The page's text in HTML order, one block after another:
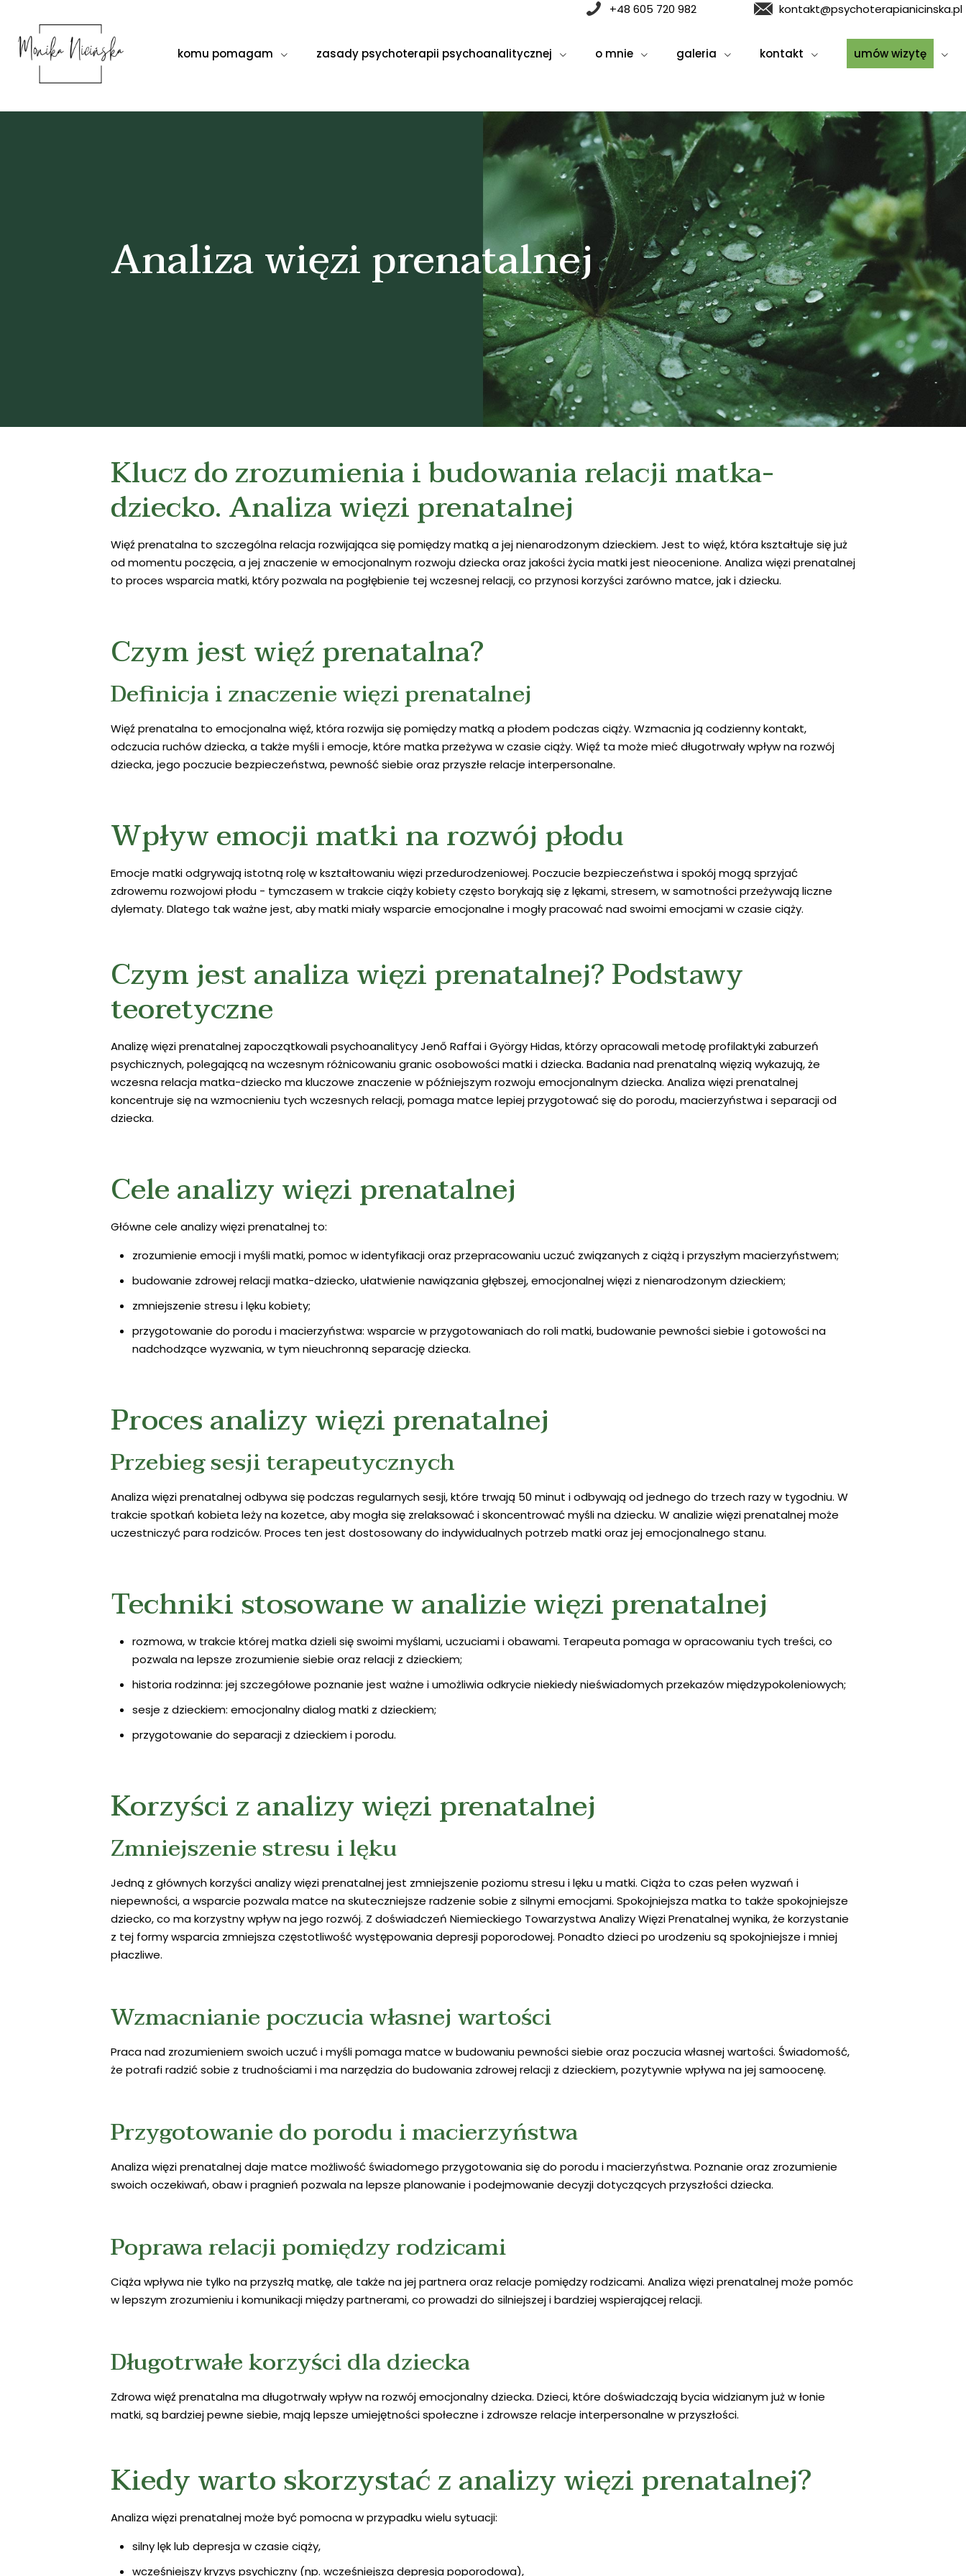
+48 605 720 982 kontakt@psychoterapianicinska.pl
komu pomagam zasady psychoterapii psychoanalitycznej o mnie galeria kontakt umów wizytę
Analiza więzi prenatalnej
Klucz do zrozumienia i budowania relacji matka-
dziecko. Analiza więzi prenatalnej
Więź prenatalna to szczególna relacja rozwijająca się pomiędzy matką a jej nienarodzonym dzieckiem. Jest to więź, która kształtuje się już
od momentu poczęcia, a jej znaczenie w emocjonalnym rozwoju dziecka oraz jakości życia matki jest nieocenione. Analiza więzi prenatalnej
to proces wsparcia matki, który pozwala na pogłębienie tej wczesnej relacji, co przynosi korzyści zarówno matce, jak i dziecku.
Czym jest więź prenatalna?
Definicja i znaczenie więzi prenatalnej
Więź prenatalna to emocjonalna więź, która rozwija się pomiędzy matką a płodem podczas ciąży. Wzmacnia ją codzienny kontakt,
odczucia ruchów dziecka, a także myśli i emocje, które matka przeżywa w czasie ciąży. Więź ta może mieć długotrwały wpływ na rozwój
dziecka, jego poczucie bezpieczeństwa, pewność siebie oraz przyszłe relacje interpersonalne.
Wpływ emocji matki na rozwój płodu
Emocje matki odgrywają istotną rolę w kształtowaniu więzi przedurodzeniowej. Poczucie bezpieczeństwa i spokój mogą sprzyjać
zdrowemu rozwojowi płodu - tymczasem w trakcie ciąży kobiety często borykają się z lękami, stresem, w samotności przeżywają liczne
dylematy. Dlatego tak ważne jest, aby matki miały wsparcie emocjonalne i mogły pracować nad swoimi emocjami w czasie ciąży.
Czym jest analiza więzi prenatalnej? Podstawy
teoretyczne
Analizę więzi prenatalnej zapoczątkowali psychoanalitycy Jenő Raffai i György Hidas, którzy opracowali metodę profilaktyki zaburzeń
psychicznych, polegającą na wczesnym różnicowaniu granic osobowości matki i dziecka. Badania nad prenatalną więzią wykazują, że
wczesna relacja matka-dziecko ma kluczowe znaczenie w późniejszym rozwoju emocjonalnym dziecka. Analiza więzi prenatalnej
koncentruje się na wzmocnieniu tych wczesnych relacji, pomaga matce lepiej przygotować się do porodu, macierzyństwa i separacji od
dziecka.
Cele analizy więzi prenatalnej
Główne cele analizy więzi prenatalnej to:
zrozumienie emocji i myśli matki, pomoc w identyfikacji oraz przepracowaniu uczuć związanych z ciążą i przyszłym macierzyństwem;
budowanie zdrowej relacji matka-dziecko, ułatwienie nawiązania głębszej, emocjonalnej więzi z nienarodzonym dzieckiem;
zmniejszenie stresu i lęku kobiety;
przygotowanie do porodu i macierzyństwa: wsparcie w przygotowaniach do roli matki, budowanie pewności siebie i gotowości na
nadchodzące wyzwania, w tym nieuchronną separację dziecka.
Proces analizy więzi prenatalnej
Przebieg sesji terapeutycznych
Analiza więzi prenatalnej odbywa się podczas regularnych sesji, które trwają 50 minut i odbywają od jednego do trzech razy w tygodniu. W
trakcie spotkań kobieta leży na kozetce, aby mogła się zrelaksować i skoncentrować myśli na dziecku. W analizie więzi prenatalnej może
uczestniczyć para rodziców. Proces ten jest dostosowany do indywidualnych potrzeb matki oraz jej emocjonalnego stanu.
Techniki stosowane w analizie więzi prenatalnej
rozmowa, w trakcie której matka dzieli się swoimi myślami, uczuciami i obawami. Terapeuta pomaga w opracowaniu tych treści, co
pozwala na lepsze zrozumienie siebie oraz relacji z dzieckiem;
historia rodzinna: jej szczegółowe poznanie jest ważne i umożliwia odkrycie niekiedy nieświadomych przekazów międzypokoleniowych;
sesje z dzieckiem: emocjonalny dialog matki z dzieckiem;
przygotowanie do separacji z dzieckiem i porodu.
Korzyści z analizy więzi prenatalnej
Zmniejszenie stresu i lęku
Jedną z głównych korzyści analizy więzi prenatalnej jest zmniejszenie poziomu stresu i lęku u matki. Ciąża to czas pełen wyzwań i
niepewności, a wsparcie pozwala matce na skuteczniejsze radzenie sobie z silnymi emocjami. Spokojniejsza matka to także spokojniejsze
dziecko, co ma korzystny wpływ na jego rozwój. Z doświadczeń Niemieckiego Towarzystwa Analizy Więzi Prenatalnej wynika, że korzystanie
z tej formy wsparcia zmniejsza częstotliwość występowania depresji poporodowej. Ponadto dzieci po urodzeniu są spokojniejsze i mniej
płaczliwe.
Wzmacnianie poczucia własnej wartości
Praca nad zrozumieniem swoich uczuć i myśli pomaga matce w budowaniu pewności siebie oraz poczucia własnej wartości. Świadomość,
że potrafi radzić sobie z trudnościami i ma narzędzia do budowania zdrowej relacji z dzieckiem, pozytywnie wpływa na jej samoocenę.
Przygotowanie do porodu i macierzyństwa
Analiza więzi prenatalnej daje matce możliwość świadomego przygotowania się do porodu i macierzyństwa. Poznanie oraz zrozumienie
swoich oczekiwań, obaw i pragnień pozwala na lepsze planowanie i podejmowanie decyzji dotyczących przyszłości dziecka.
Poprawa relacji pomiędzy rodzicami
Ciąża wpływa nie tylko na przyszłą matkę, ale także na jej partnera oraz relacje pomiędzy rodzicami. Analiza więzi prenatalnej może pomóc
w lepszym zrozumieniu i komunikacji między partnerami, co prowadzi do silniejszej i bardziej wspierającej relacji.
Długotrwałe korzyści dla dziecka
Zdrowa więź prenatalna ma długotrwały wpływ na rozwój emocjonalny dziecka. Dzieci, które doświadczają bycia widzianym już w łonie
matki, są bardziej pewne siebie, mają lepsze umiejętności społeczne i zdrowsze relacje interpersonalne w przyszłości.
Kiedy warto skorzystać z analizy więzi prenatalnej?
Analiza więzi prenatalnej może być pomocna w przypadku wielu sytuacji:
silny lęk lub depresja w czasie ciąży,
wcześniejszy kryzys psychiczny (np. wcześniejsza depresja poporodowa),